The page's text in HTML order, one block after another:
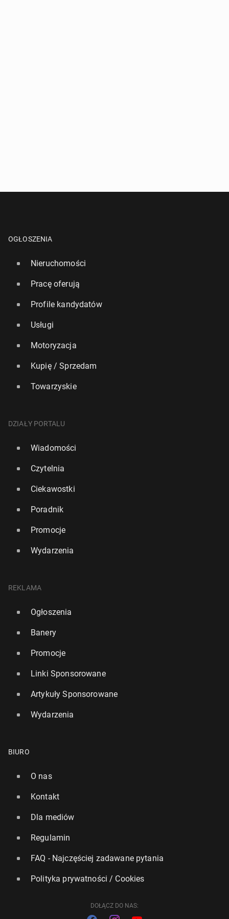
10 marca, 11:15
Nie­miec­ki koncern Axel Sprin­ger przej­mu­je dzien­nik
7 marca, 11:00
ment te­le­wi­zyj­ny
6 marca, 14:15
OGŁOSZENIA
Nieruchomości
Pracę oferują
Profile kandydatów
Usługi
Motoryzacja
Kupię / Sprzedam
Towarzyskie
DZIAŁY PORTALU
Wiadomości
Czytelnia
Ciekawostki
Poradnik
Promocje
Wydarzenia
REKLAMA
Ogłoszenia
Banery
Promocje
Linki Sponsorowane
Artykuły Sponsorowane
Wydarzenia
BIURO
O nas
Kontakt
Dla mediów
Regulamin
FAQ - Najczęściej zadawane pytania
Polityka prywatności / Cookies
DOŁĄCZ DO NAS: